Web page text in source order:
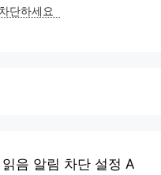
단하세요
음 알림 차단 설정 A